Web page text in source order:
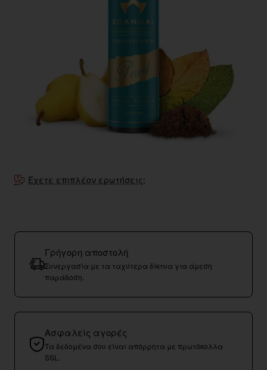
Έχετε επιπλέον ερωτήσεις;
Γρήγορη αποστολή
Συνεργασία με τα ταχύτερα δίκτυα για άμεση
παράδοση.
Ασφαλείς αγορές
Τα δεδομένα σου είναι απόρρητα με πρωτόκολλα
SSL.